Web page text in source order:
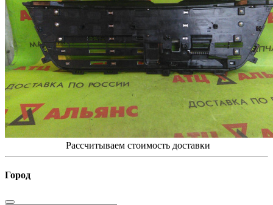
Рассчитываем стоимость доставки
Город